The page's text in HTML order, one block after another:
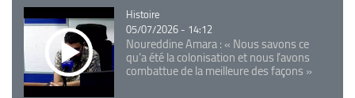
Catégorie
Histoire
05/07/2026 - 14:12
Noureddine Amara : « Nous savons ce
qu’a été la colonisation et nous l’avons
combattue de la meilleure des façons »